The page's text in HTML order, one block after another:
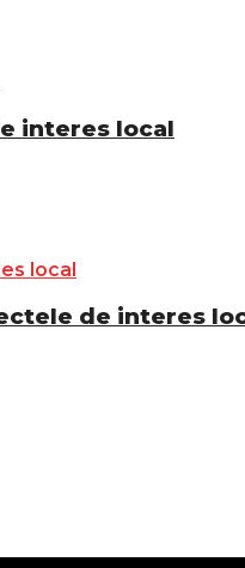
interes local
de interes